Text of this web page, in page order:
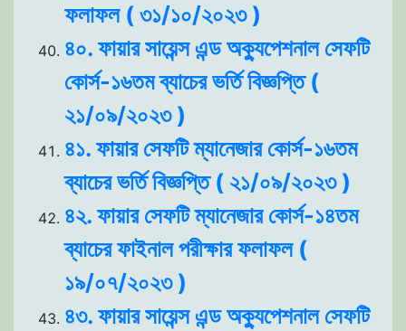
ফলাফল ( ৩১/১০/২০২৩ )
৪০. ফায়ার সায়েন্স এন্ড অক্যুপেশনাল সেফটি
কোর্স-১৬তম ব্যাচের ভর্তি বিজ্ঞপ্তি (
২১/০৯/২০২৩ )
৪১. ফায়ার সেফটি ম্যানেজার কোর্স-১৬তম
ব্যাচের ভর্তি বিজ্ঞপ্তি ( ২১/০৯/২০২৩ )
৪২. ফায়ার সেফটি ম্যানেজার কোর্স-১৪তম
ব্যাচের ফাইনাল পরীক্ষার ফলাফল (
১৯/০৭/২০২৩ )
৪৩. ফায়ার সায়েন্স এন্ড অক্যুপেশনাল সেফটি